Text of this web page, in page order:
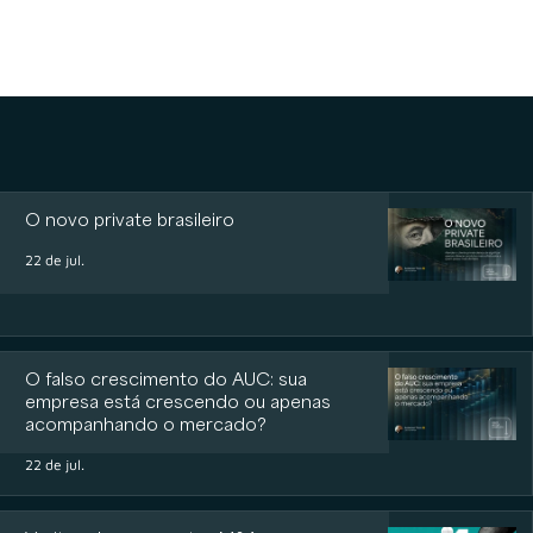
O novo private brasileiro
22 de jul.
O falso crescimento do AUC: sua
empresa está crescendo ou apenas
acompanhando o mercado?
22 de jul.